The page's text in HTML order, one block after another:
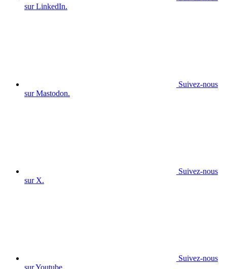
sur LinkedIn.
Suivez-nous
sur Mastodon.
Suivez-nous
sur X.
Suivez-nous
sur Youtube.